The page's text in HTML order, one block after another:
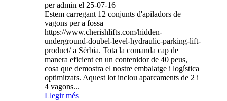
per admin el 25-07-16
Estem carregant 12 conjunts d'apiladors de
vagons per a fossa
https://www.cherishlifts.com/hidden-
underground-doubel-level-hydraulic-parking-lift-
product/ a Sèrbia. Tota la comanda cap de
manera eficient en un contenidor de 40 peus,
cosa que demostra el nostre embalatge i logística
optimitzats. Aquest lot inclou aparcaments de 2 i
4 vagons...
Llegir més